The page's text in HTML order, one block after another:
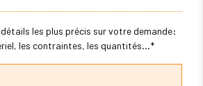
les plus précis sur votre demande:
les contraintes, les quantités...*